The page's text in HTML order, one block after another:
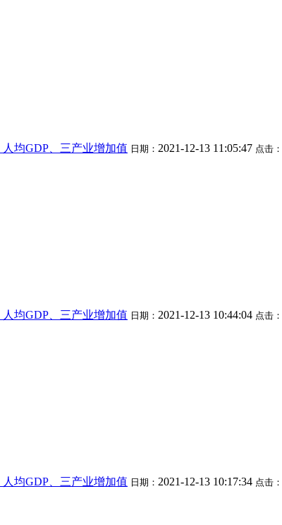
人均GDP、三产业增加值 日期： 2021-12-13 11:05:47 点击：
人均GDP、三产业增加值 日期： 2021-12-13 10:44:04 点击：
人均GDP、三产业增加值 日期： 2021-12-13 10:17:34 点击：